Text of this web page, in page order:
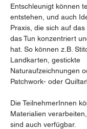
Entschleunigt können
entstehen, und auch
Praxis, die sich auf
das Tun konzentriert
hat. So können z.B.
Landkarten, gestickte
Naturaufzeichnungen
Patchwork- oder
Die TeilnehmerInnen
Materialien
sind auch verfügbar.